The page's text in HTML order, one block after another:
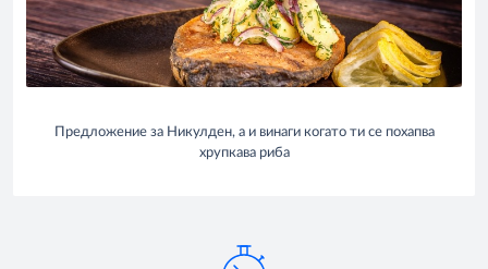
Предложение за Никулден, а и винаги когато ти се похапва
хрупкава риба